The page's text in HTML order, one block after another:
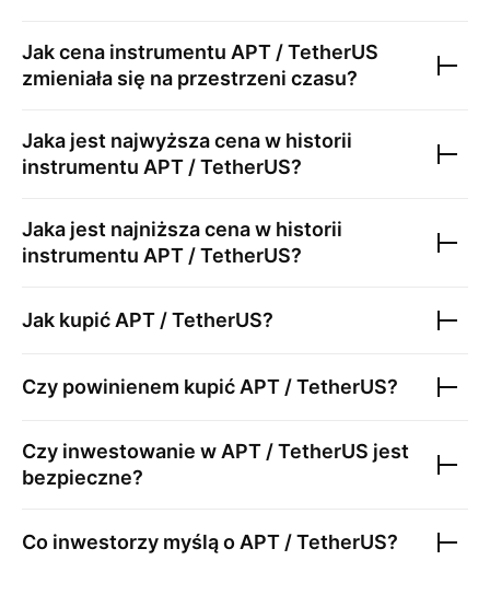
Jak cena instrumentu APT / TetherUS
zmieniała się na przestrzeni czasu?
Jaka jest najwyższa cena w historii
instrumentu APT / TetherUS?
Jaka jest najniższa cena w historii
instrumentu APT / TetherUS?
Jak kupić APT / TetherUS?
Czy powinienem kupić APT / TetherUS?
Czy inwestowanie w APT / TetherUS jest
bezpieczne?
Co inwestorzy myślą o APT / TetherUS?